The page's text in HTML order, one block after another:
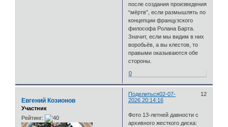
после создания произведения
“мёртв”, если размышлять по
концепции французского
философа Ролана Барта.
Значит, если мы видим в них
воробьёв, а вы клестов, то
правыми оказываются обе
стороны.
0
Поделиться 12
02-07-
2026 20:14:16
Евгений Козионов
Участник
Рейтинг:
Фото 13-летней давности с
архивного жесткого диска: